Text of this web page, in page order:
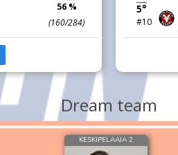
56 %
(160/284)
5°
#10
Dream team
KESKIPELAAJA 2